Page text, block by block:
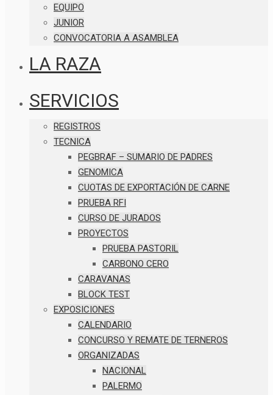
EQUIPO
JUNIOR
CONVOCATORIA A ASAMBLEA
LA RAZA
SERVICIOS
REGISTROS
TECNICA
PEGBRAF – SUMARIO DE PADRES
GENOMICA
CUOTAS DE EXPORTACIÓN DE CARNE
PRUEBA RFI
CURSO DE JURADOS
PROYECTOS
PRUEBA PASTORIL
CARBONO CERO
CARAVANAS
BLOCK TEST
EXPOSICIONES
CALENDARIO
CONCURSO Y REMATE DE TERNEROS
ORGANIZADAS
NACIONAL
PALERMO